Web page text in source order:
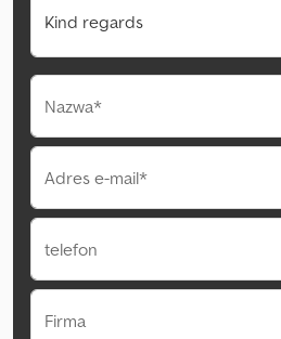
Nazwa*
Adres e-mail*
telefon
Firma